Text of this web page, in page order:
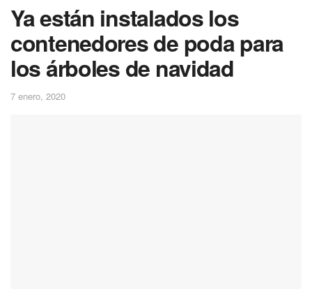
Ya están instalados los
contenedores de poda para
los árboles de navidad
7 enero, 2020